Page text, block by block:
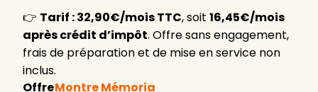
👉 Tarif : 32,90€/mois TTC, soit 16,45€/mois
après crédit d’impôt. Offre sans engagement,
frais de préparation et de mise en service non
inclus.
OffreMontre Mémoria